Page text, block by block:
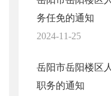
务任免的通知
2024-11-25
岳阳市岳阳楼区
职务的通知